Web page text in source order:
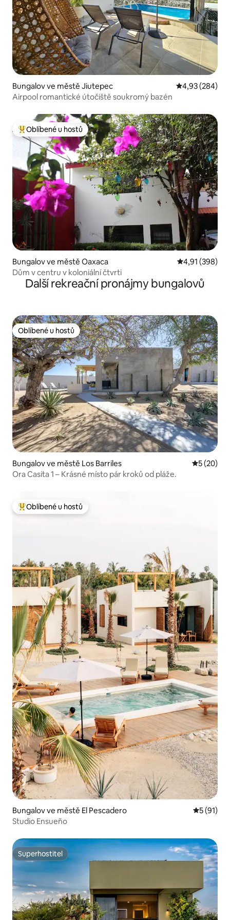
Bungalov ve městě Jiutepec Průměrné
4,93 (284)
Airpool romantické útočiště soukromý bazén
Nejlepší v kategorii Oblíbené u hostů
Oblíbené u hostů
Bungalov ve městě Oaxaca Průměrné
4,91 (398)
Dům v centru v koloniální čtvrti
Další rekreační pronájmy bungalovů
Oblíbené u hostů
Oblíbené u hostů
Bungalov ve městě Los Barriles Průměrné
5 (20)
Ora Casita 1 – Krásné místo pár kroků od pláže.
Nejlepší v kategorii Oblíbené u hostů
Oblíbené u hostů
Bungalov ve městě El Pescadero Průměrné
5 (91)
Studio Ensueño
Superhostitel
Superhostitel